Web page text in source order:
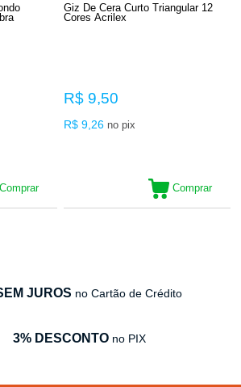
Comprar
Giz De Cera Curto Triangular 12
Cores Acrilex
R$ 9,50
R$ 9,26 no pix
Comprar
JUROS no Cartão de Crédito
3% DESCONTO no PIX